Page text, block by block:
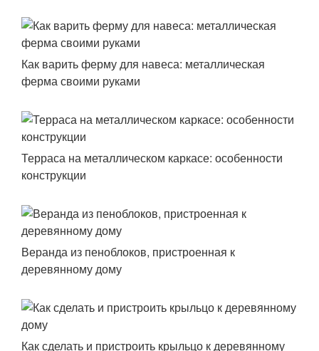
Как варить ферму для навеса: металлическая
ферма своими руками
Терраса на металлическом каркасе: особенности
конструкции
Веранда из пеноблоков, пристроенная к
деревянному дому
Как сделать и пристроить крыльцо к деревянному